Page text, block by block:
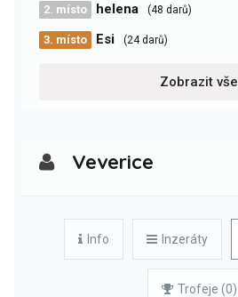
2. místo helena (48 darů)
3. místo Esi (24 darů)
Zobrazit vše
Veverice
Info Inzeráty
Trofeje (0)